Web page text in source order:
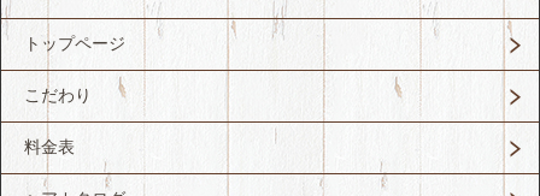
トップページ
こだわり
料金表